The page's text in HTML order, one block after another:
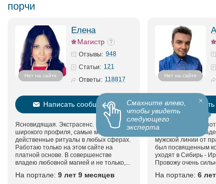
порчи
Смахните влево,
чтобы увидеть
следующего
эксперта
Нет на сайте
Елена
Магистр
Отзывы: 948
Статьи: 121
Ответы: 118817
Написать сообщение
Ясновидящая. Экстрасенс. Маг
широкого профиля, самые мощные и
действенные ритуалы в любых сферах.
Работаю только на этом сайте на
платной основе. В совершенстве
владею любовной магией и не только,...
На портале: 9 лет 9 месяцев
Нет на сайте
Потомственный
ясновидящий.
мужской линии от
был посвященным
уходят в Сибирь -
Провожу очень
На портале: 6